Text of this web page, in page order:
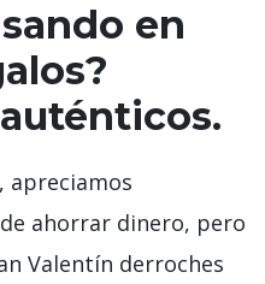
en
apreciamos
ahorrar dinero, pero
Valentín derroches